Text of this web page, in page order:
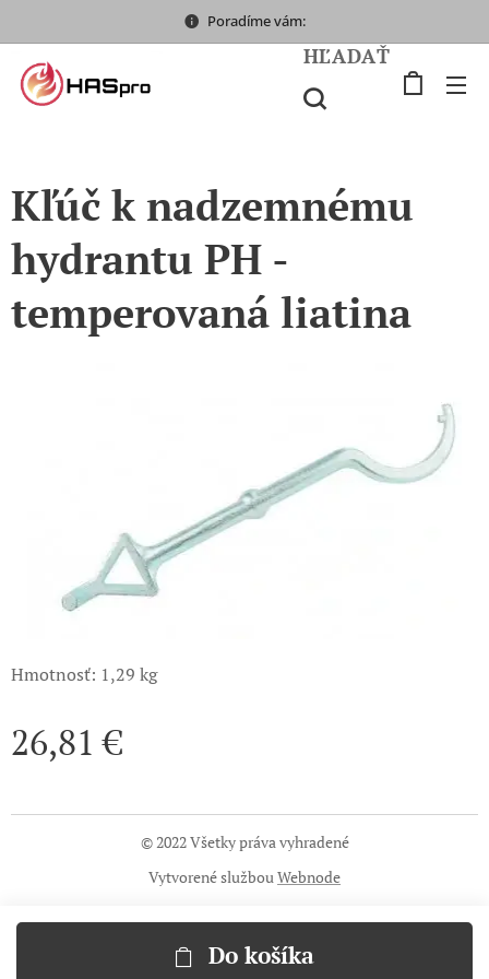
Poradíme vám:
HĽADAŤ
Kľúč k nadzemnému
hydrantu PH -
temperovaná liatina
Hmotnosť: 1,29 kg
26,81 €
Do košíka
© 2022 Všetky práva vyhradené
Vytvorené službouWebnode